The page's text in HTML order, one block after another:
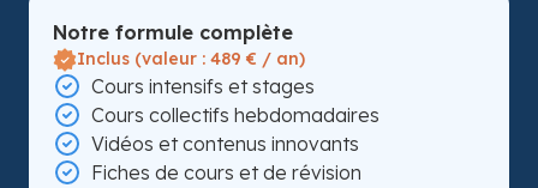
Notre formule complète
Inclus (valeur : 489 € / an)
Cours intensifs et stages
Cours collectifs hebdomadaires
Vidéos et contenus innovants
Fiches de cours et de révision